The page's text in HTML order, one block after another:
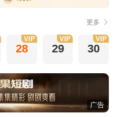
更多
28
VIP
29
VIP
30
VIP
广告